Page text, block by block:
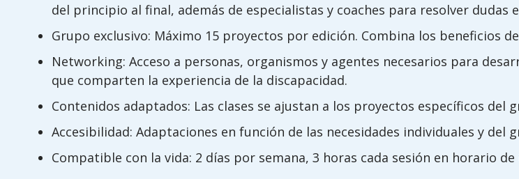
del principio al final, además de especialistas y coaches para resolver dudas
Grupo exclusivo: Máximo 15 proyectos por edición. Combina los beneficios
Networking: Acceso a personas, organismos y agentes necesarios para
que comparten la experiencia de la discapacidad.
Contenidos adaptados: Las clases se ajustan a los proyectos específicos del
Accesibilidad: Adaptaciones en función de las necesidades individuales y del
Compatible con la vida: 2 días por semana, 3 horas cada sesión en horario de